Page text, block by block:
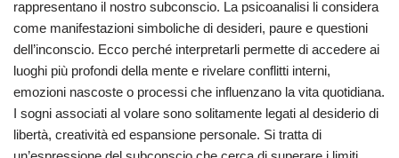
rappresentano il nostro subconscio. La psicoanalisi li considera
come manifestazioni simboliche di desideri, paure e questioni
dell’inconscio. Ecco perché interpretarli permette di accedere ai
luoghi più profondi della mente e rivelare conflitti interni,
emozioni nascoste o processi che influenzano la vita quotidiana.
I sogni associati al volare sono solitamente legati al desiderio di
libertà, creatività ed espansione personale. Si tratta di